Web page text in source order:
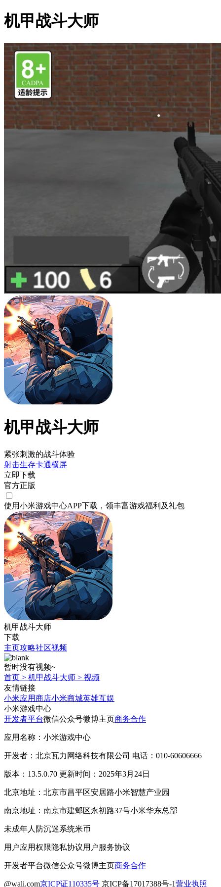
机甲战斗大师
机甲战斗大师
紧张刺激的战斗体验
射击生存卡通横屏
立即下载
官方正版
使用小米游戏中心APP下载 ，领丰富游戏福利 及礼包
机甲战斗大师
下载
主页攻略社区视频
暂时没有视频~
首页 > 机甲战斗大师 > 视频
友情链接
小米应用商店小米商城英雄互娱
小米游戏中心
开发者平台微信公众号微博主页商务合作
应用名称：小米游戏中心
开发者：北京瓦力网络科技有限公司 电话：010-60606666
版本：13.5.0.70 更新时间：2025年3月24日
北京地址：北京市昌平区安居路小米智慧产业园
南京地址：南京市建邺区永初路37号小米华东总部
未成年人防沉迷系统米币
用户应用权限隐私协议用户服务协议
开发者平台微信公众号微博主页商务合作
@wali.com京ICP证110335号 京ICP备17017388号-1营业执照